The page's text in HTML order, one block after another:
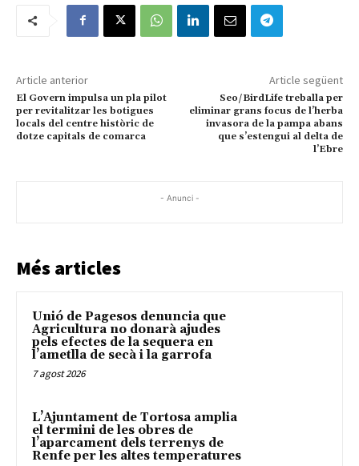
Article anterior
El Govern impulsa un pla pilot
per revitalitzar les botigues
locals del centre històric de
dotze capitals de comarca
Article següent
Seo/BirdLife treballa per
eliminar grans focus de l’herba
invasora de la pampa abans
que s’estengui al delta de
l’Ebre
- Anunci -
Més articles
Unió de Pagesos denuncia que
Agricultura no donarà ajudes
pels efectes de la sequera en
l’ametlla de secà i la garrofa
7 agost 2026
L’Ajuntament de Tortosa amplia
el termini de les obres de
l’aparcament dels terrenys de
Renfe per les altes temperatures